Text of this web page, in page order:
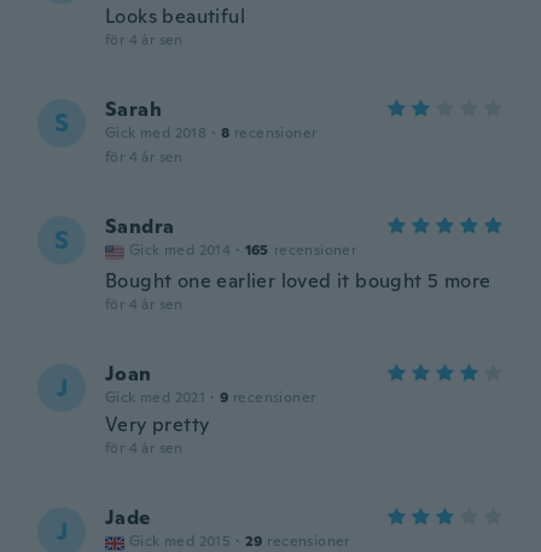
Looks beautiful
för 4 år sen
S Sarah
Gick med 2018 · 8 recensioner
för 4 år sen
S Sandra
Gick med 2014 · 165 recensioner
Bought one earlier loved it bought 5 more
för 4 år sen
J Joan
Gick med 2021 · 9 recensioner
Very pretty
för 4 år sen
J Jade
Gick med 2015 · 29 recensioner